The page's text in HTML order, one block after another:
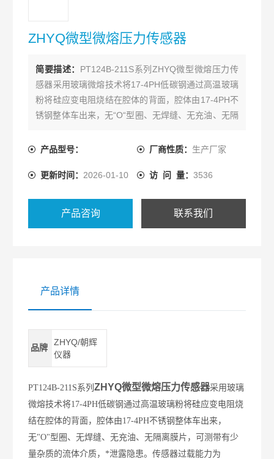
ZHYQ微型微熔压力传感器
简要描述： PT124B-211S系列ZHYQ微型微熔压力传
感器采用玻璃微熔技术将17-4PH低碳钢通过高温玻璃
粉将硅应变电阻烧结在腔体的背面，腔体由17-4PH不
锈钢整体车出来，无“O“型圈、无焊缝、无充油、无隔
传感器过载能力为200%FS,破坏压力为500%FS，适
产品型号： 厂商性质： 生产厂家
更新时间： 2026-01-10 访 问 量： 3536
产品咨询 联系我们
产品详情
品牌
ZHYQ/朝辉
仪器
PT124B-211S系列ZHYQ微型微熔压力传感器采用玻璃
微熔技术将17-4PH低碳钢通过高温玻璃粉将硅应变电阻烧
结在腔体的背面，腔体由17-4PH不锈钢整体车出来，
无"O"型圈、无焊缝、无充油、无隔离膜片，可测带有少
量杂质的流体介质，*泄露隐患。传感器过载能力为